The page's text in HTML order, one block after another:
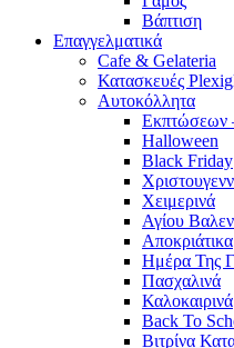
Βάπτιση
Επαγγελματικά
Cafe & Gelateria
Κατασκευές
Αυτοκόλλητα
Εκπτώσεων
Halloween
Black Friday
Χειμερινά
Αγίου
Αποκριάτικα
Ημέρα Της
Πασχαλινά
Καλοκαιρινά
Back To
Βιτρίνα